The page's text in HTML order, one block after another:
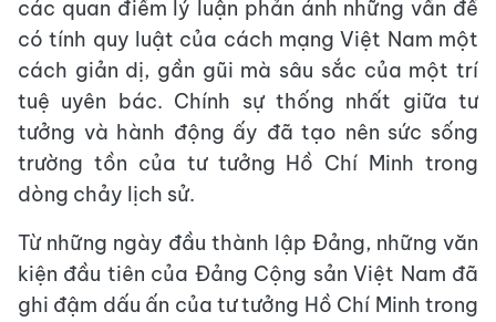
các quan điểm lý luận phản ánh những vấn đề
có tính quy luật của cách mạng Việt Nam một
cách giản dị, gần gũi mà sâu sắc của một trí
tuệ uyên bác. Chính sự thống nhất giữa tư
tưởng và hành động ấy đã tạo nên sức sống
trường tồn của tư tưởng Hồ Chí Minh trong
dòng chảy lịch sử.
Từ những ngày đầu thành lập Đảng, những văn
kiện đầu tiên của Đảng Cộng sản Việt Nam đã
ghi đậm dấu ấn của tư tưởng Hồ Chí Minh trong